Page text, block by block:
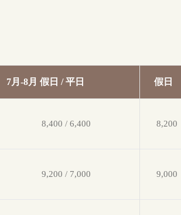
7月-8月 假日 / 平日 假日
8,400 / 6,400 8,200
9,200 / 7,000 9,000